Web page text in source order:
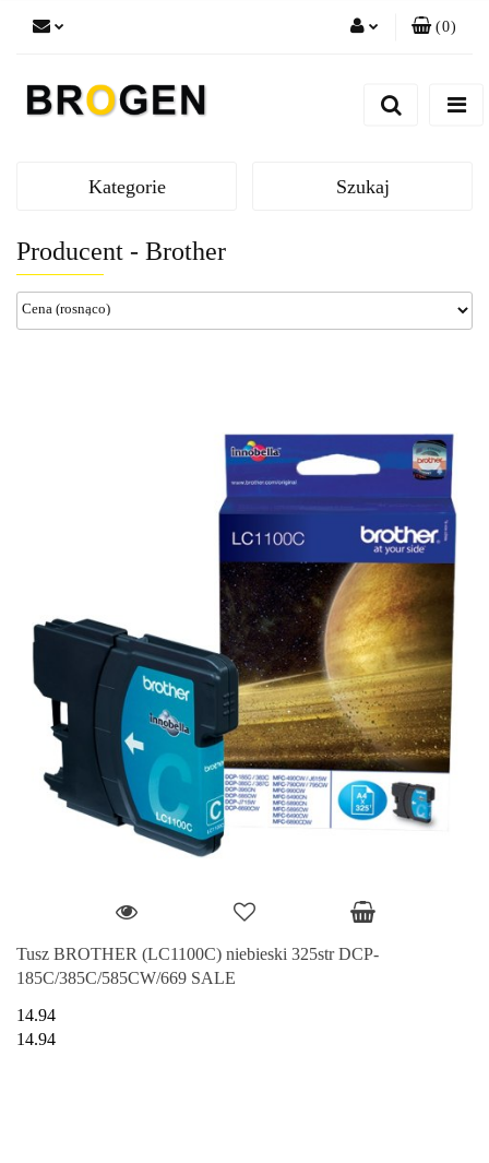
Zgody cookies
(0)
Kategorie Szukaj
Producent - Brother
Tusz BROTHER (LC1100C) niebieski 325str DCP-
185C/385C/585CW/669 SALE
14.94
14.94